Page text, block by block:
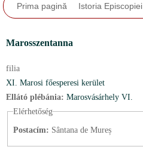
Prima pagină Istoria Episcopiei
Marosszentanna
filia
XI. Marosi főesperesi kerület
Ellátó plébánia: Marosvásárhely VI.
Elérhetőség
Postacím: Sântana de Mureș